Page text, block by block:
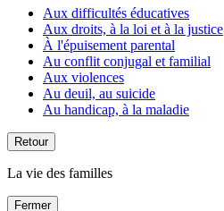
Aux difficultés éducatives
Aux droits, à la loi et à la justice
À l'épuisement parental
Au conflit conjugal et familial
Aux violences
Au deuil, au suicide
Au handicap, à la maladie
Retour
La vie des familles
Fermer